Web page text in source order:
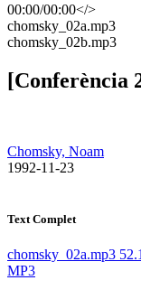
00:00/00:00</>
​chomsky_02a.mp3
​chomsky_02b.mp3
[Conferència
Chomsky, Noam
​ 1992-11-23
Text Complet
chomsky_02a.mp3
MP3